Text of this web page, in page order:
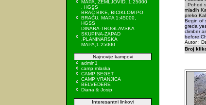
MAPA, ZEMLJOVID, 1:25000
, HGSS
BRAČ BIKE, BICIKLOM PO
BRAČU, MAPA 1:45000,
HGSS
DINARA-TROGLAVSKA
SKUPINA-ZAPAD
,PLANINARSKA
MAPA,1:25000
Najnovije kampovi
admin1
camp mlaska
CAMP SEGET
CAMP VRANJICA
BELVEDERE
Diana & Josip
Interesantni linkovi
. Pohod
mladih
preko
Begin of
greda
climber
before
Autor :
Broj